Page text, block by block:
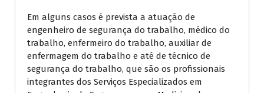
Em alguns casos é prevista a atuação de
engenheiro de segurança do trabalho, médico do
trabalho, enfermeiro do trabalho, auxiliar de
enfermagem do trabalho e até de técnico de
segurança do trabalho, que são os profissionais
integrantes dos Serviços Especializados em